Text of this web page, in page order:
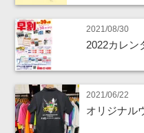
2021/08/30
2022カレン
2021/06/22
オリジナル